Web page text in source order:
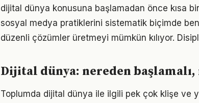
dijital dünya konusuna başlamadan önce kısa
sosyal medya pratiklerini sistematik biçimde
düzenli çözümler üretmeyi mümkün kılıyor.
Dijital dünya: nereden başlamalı,
Toplumda dijital dünya ile ilgili pek çok klişe ve